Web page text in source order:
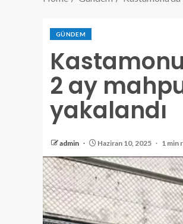
GÜNDEM
2 ay
yakalandı
admin Haziran 10, 2025 1 min